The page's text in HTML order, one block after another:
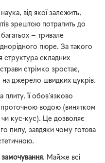
від якої залежить,
зрештою потрапить до
— тривале
пюре. За такого
структура складних
страви стрімко зростає,
джерело швидких цукрів.
плиту, її обов'язково
проточною водою (винятком
чи кус-кус). Це дозволяє
пилу, завдяки чому готова
замочування. Майже всі